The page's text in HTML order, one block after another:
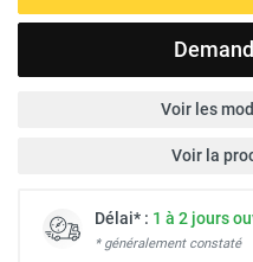
Voir les
Voir la
Délai* : 1 à 2 jours
* généralement constaté